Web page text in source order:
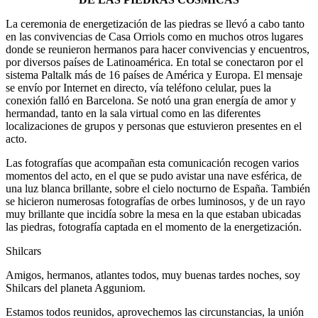
La ceremonia de energetización de las piedras se llevó a cabo tanto
en las convivencias de Casa Orriols como en muchos otros lugares
donde se reunieron hermanos para hacer convivencias y encuentros,
por diversos países de Latinoamérica. En total se conectaron por el
sistema Paltalk más de 16 países de América y Europa. El mensaje
se envío por Internet en directo, vía teléfono celular, pues la
conexión falló en Barcelona. Se notó una gran energía de amor y
hermandad, tanto en la sala virtual como en las diferentes
localizaciones de grupos y personas que estuvieron presentes en el
acto.
Las fotografías que acompañan esta comunicación recogen varios
momentos del acto, en el que se pudo avistar una nave esférica, de
una luz blanca brillante, sobre el cielo nocturno de España. También
se hicieron numerosas fotografías de orbes luminosos, y de un rayo
muy brillante que incidía sobre la mesa en la que estaban ubicadas
las piedras, fotografía captada en el momento de la energetización.
Shilcars
Amigos, hermanos, atlantes todos, muy buenas tardes noches, soy
Shilcars del planeta Agguniom.
Estamos todos reunidos, aprovechemos las circunstancias, la unión